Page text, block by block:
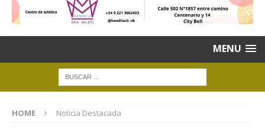
MENU
HOME Noticia Destacada